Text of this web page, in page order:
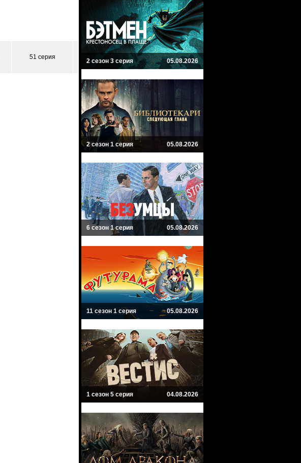
51 серия
2 сезон 3 серия 05.08.2026
2 сезон 1 серия 05.08.2026
6 сезон 1 серия 05.08.2026
11 сезон 1 серия 05.08.2026
1 сезон 5 серия 04.08.2026